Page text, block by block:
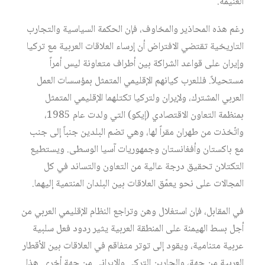
رغم هذه المحاذير والمخاوف، فإن الحكمة السياسية والتجارب
التاريخية تقتضي الافتراض أن إرساء العلاقات العربية مع تركيا
وإيران على قواعد الشراكة بين أطراف متعاونة ليس أمراً
مستحيلاً. فللعرب كيانهم الإقليمي المتمثل بمؤسسات العمل
العربي المشترك، ولإيران ولتركيا تكتلهما الإقليمي المتمثل
بمنظمة التعاون الاقتصادي (إيكو) التي ولدت عام 1985،
واتّخذت من طهران مقراً لها، وهي تضم البلدين جنباً إلى جنب
مع باكستان وأفغانستان وجمهوريات آسيا الوسطى. ويستطيع
التكتلان تحقيق درجة عالية من التعاون والتساند في كل
المجالات على نحو يعمّق العلاقات بين البلدان المنتمية إليهما.
في المقابل، فإن استغلال وهن وتراجع النظام الإقليمي العربي من
أجل بسط الهيمنة على المنطقة العربية يثير ردود فعل سلبية
عربية متنامية، ويقود إلى توتر متفاقم في العلاقات بين الأقطار